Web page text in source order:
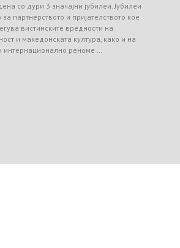
со дури 3 значајни јубилеи. Јубилеи
партнерството и пријателството кое
вистинските вредности на
и македонската култура, како и на
интернационално реноме …